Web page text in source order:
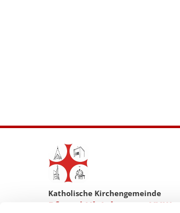
Katholische Kirchengemeinde
Pfarrei Hl. Johannes XXIII.